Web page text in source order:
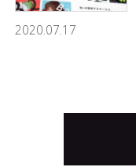
2020.07.17